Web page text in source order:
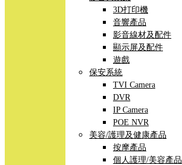
3D打印機
音響產品
影音線材及配件
顯示屏及配件
遊戲
保安系統
TVI Camera
DVR
IP Camera
POE NVR
美容/護理及健康產品
按摩產品
個人護理/美容產品